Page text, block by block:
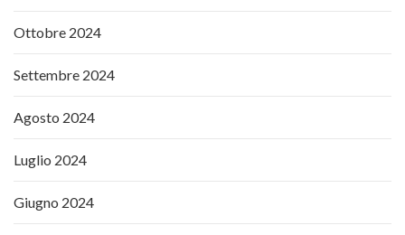
Ottobre 2024
Settembre 2024
Agosto 2024
Luglio 2024
Giugno 2024